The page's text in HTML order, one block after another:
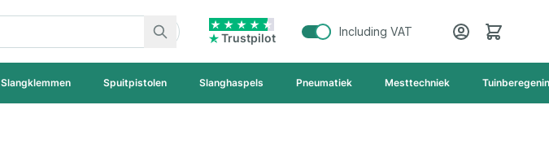
Trustpilot
Including VAT Cart
Slangklemmen Spuitpistolen Slanghaspels Pneumatiek Mesttechniek